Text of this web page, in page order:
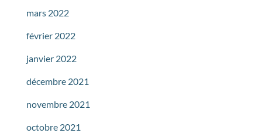
mars 2022
février 2022
janvier 2022
décembre 2021
novembre 2021
octobre 2021